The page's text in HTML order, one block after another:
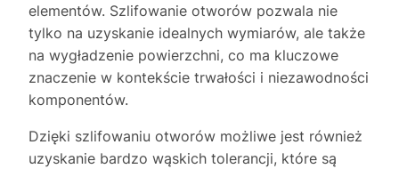
elementów. Szlifowanie otworów pozwala nie
tylko na uzyskanie idealnych wymiarów, ale także
na wygładzenie powierzchni, co ma kluczowe
znaczenie w kontekście trwałości i niezawodności
komponentów.
Dzięki szlifowaniu otworów możliwe jest również
uzyskanie bardzo wąskich tolerancji, które są